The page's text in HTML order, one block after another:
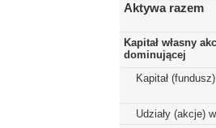
Aktywa razem
Kapitał własny
dominującej
Kapitał
Udziały (akcje)